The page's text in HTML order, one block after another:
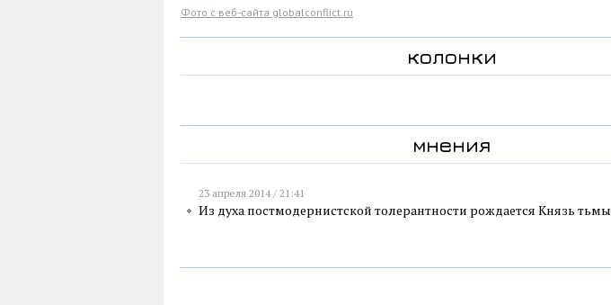
Фото с веб-сайта globalconflict.ru
колонки
мнения
23 апреля 2014 / 21:41
Из духа постмодернистской толерантности рождается Князь тьмы